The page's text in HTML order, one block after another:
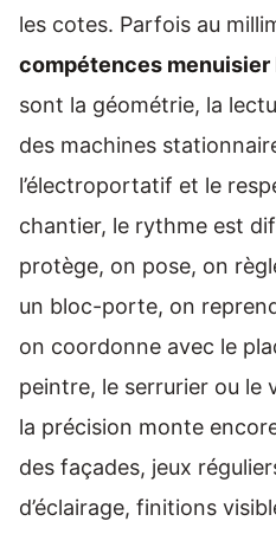
les cotes. Parfois au
compétences menuisier
sont la géométrie, la
des machines
l’électroportatif et le
chantier, le rythme est
protège, on pose, on
un bloc-porte, on
on coordonne avec le
peintre, le serrurier ou le
la précision monte
des façades, jeux
d’éclairage, finitions